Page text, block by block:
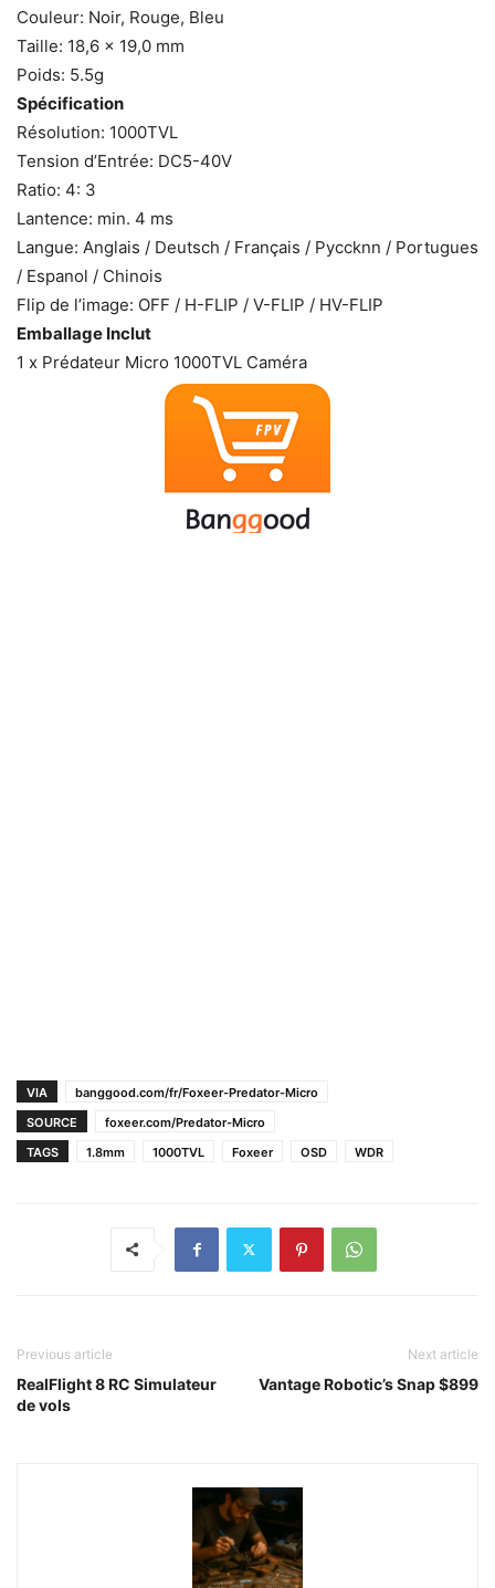
Couleur: Noir, Rouge, Bleu
Taille: 18,6 x 19,0 mm
Poids: 5.5g
Spécification
Résolution: 1000TVL
Tension d’Entrée: DC5-40V
Ratio: 4: 3
Lantence: min. 4 ms
Langue: Anglais / Deutsch / Français / Pyccknn / Portugues
/ Espanol / Chinois
Flip de l’image: OFF / H-FLIP / V-FLIP / HV-FLIP
Emballage Inclut
1 x Prédateur Micro 1000TVL Caméra
VIA
banggood.com/fr/Foxeer-Predator-Micro
SOURCE
foxeer.com/Predator-Micro
TAGS
1.8mm 1000TVL Foxeer OSD WDR
Previous article
RealFlight 8 RC Simulateur
de vols
Next article
Vantage Robotic’s Snap $899